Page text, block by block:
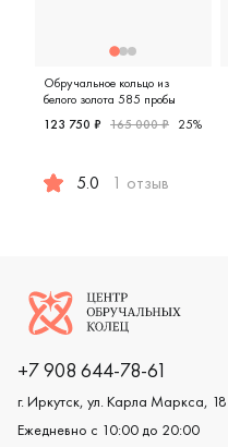
Обручальное кольцо из
белого золота 585 пробы
123 750 ₽ 165 000 ₽ 25%
5.0 1 отзыв
Логотип компании
+7 908 644-78-61
г. Иркутск, ул. Карла Маркса, 18
Ежедневно с 10:00 до 20:00